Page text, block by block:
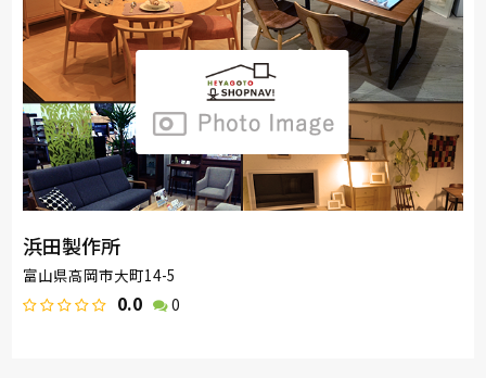
浜田製作所
富山県高岡市大町14-5
0.0 0